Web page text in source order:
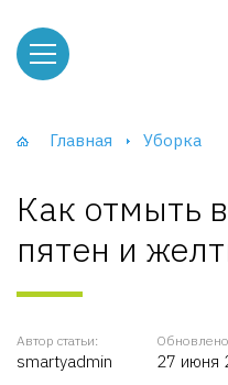
Главная Уборка
Как отмыть
пятен и
Автор статьи:
smartyadmin 27 июня
и тумбы